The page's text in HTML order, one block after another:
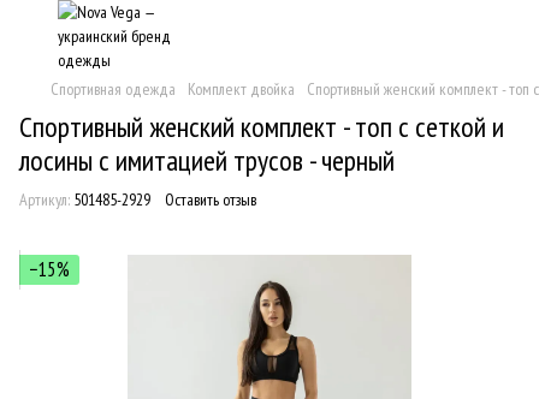
Спортивная одежда Комплект двойка Спортивный женский комплект - топ
Спортивный женский комплект - топ с сеткой и
лосины с имитацией трусов - черный
Артикул: 501485-2929 Оставить отзыв
−15%